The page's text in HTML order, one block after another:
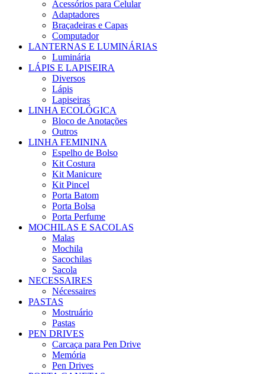
Acessórios para Celular
Adaptadores
Braçadeiras e Capas
Computador
LANTERNAS E LUMINÁRIAS
Luminária
LÁPIS E LAPISEIRA
Diversos
Lápis
Lapiseiras
LINHA ECOLÓGICA
Bloco de Anotações
Outros
LINHA FEMININA
Espelho de Bolso
Kit Costura
Kit Manicure
Kit Pincel
Porta Batom
Porta Bolsa
Porta Perfume
MOCHILAS E SACOLAS
Malas
Mochila
Sacochilas
Sacola
NECESSAIRES
Nécessaires
PASTAS
Mostruário
Pastas
PEN DRIVES
Carcaça para Pen Drive
Memória
Pen Drives